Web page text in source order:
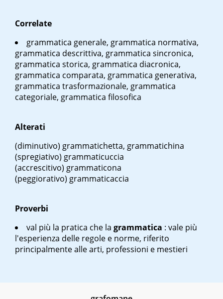
Correlate
grammatica generale, grammatica normativa,
grammatica descrittiva, grammatica sincronica,
grammatica storica, grammatica diacronica,
grammatica comparata, grammatica generativa,
grammatica trasformazionale, grammatica
categoriale, grammatica filosofica
Alterati
(diminutivo) grammatichetta, grammatichina
(spregiativo) grammaticuccia
(accrescitivo) grammaticona
(peggiorativo) grammaticaccia
Proverbi
val più la pratica che la grammatica : vale più
l'esperienza delle regole e norme, riferito
principalmente alle arti, professioni e mestieri